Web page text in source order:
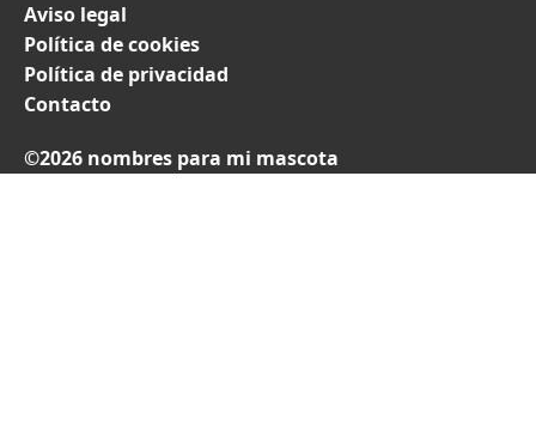
Aviso legal
Política de cookies
Política de privacidad
Contacto
©2026 nombres para mi mascota